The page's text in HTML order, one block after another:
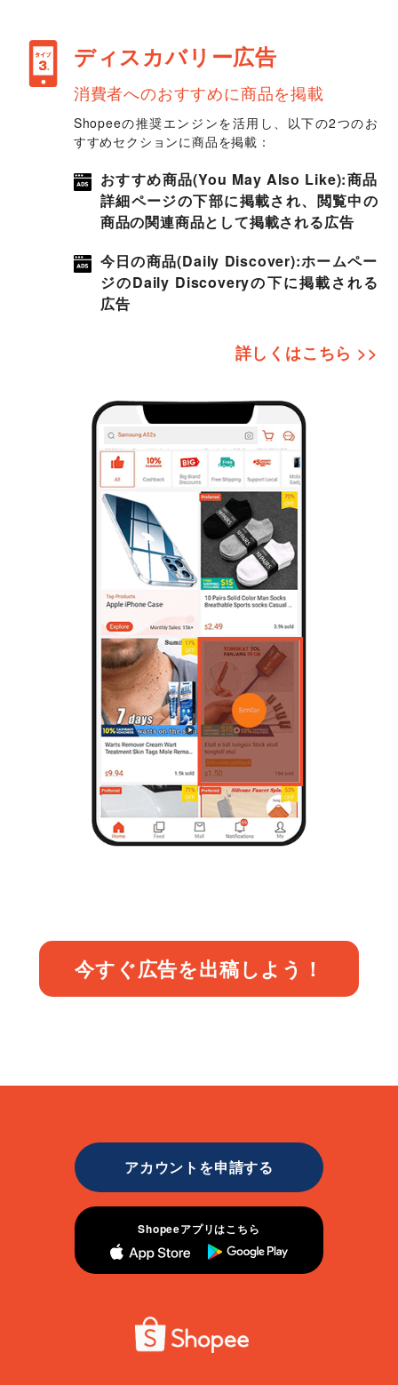
ディスカバリー広告
消費者へのおすすめに商品を掲載
Shopeeの推奨エンジンを活用し、以下の2つのお
すすめセクションに商品を掲載：
おすすめ商品(You May Also Like):商品
詳細ページの下部に掲載され、閲覧中の
商品の関連商品として掲載される広告
今日の商品(Daily Discover):ホームペー
ジのDaily Discoveryの下に掲載される
広告
詳しくはこちら >>
今すぐ広告を出稿しよう！
アカウントを申請する
Shopeeアプリはこちら